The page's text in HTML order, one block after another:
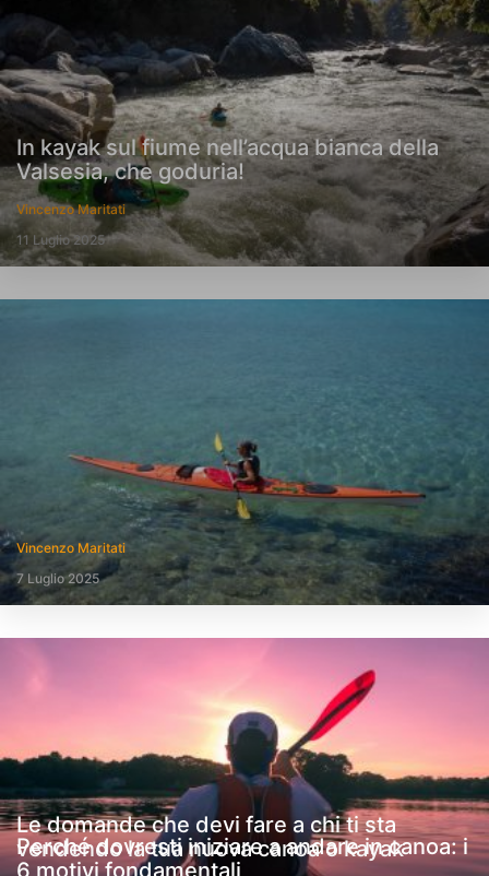
In kayak sul fiume nell’acqua bianca della
Valsesia, che goduria!
Vincenzo Maritati
11 Luglio 2025
Vincenzo Maritati
7 Luglio 2025
Le domande che devi fare a chi ti sta
vendendo la tua nuova canoa o kayak
Perché dovresti iniziare a andare in canoa: i
6 motivi fondamentali